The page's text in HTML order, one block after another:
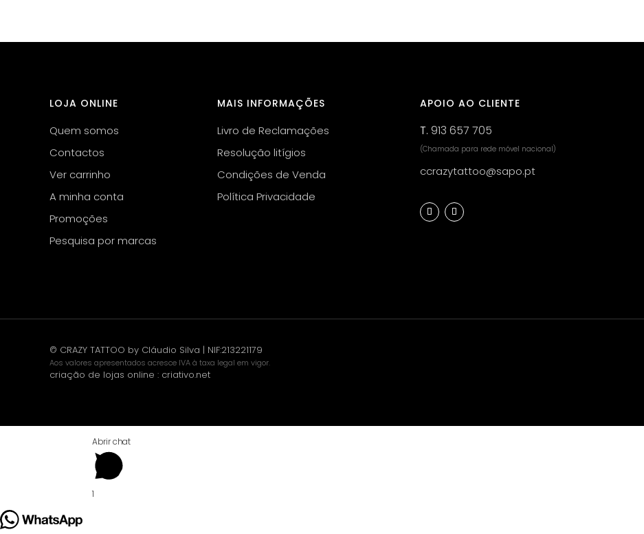
LOJA ONLINE
Quem somos
Contactos
Ver carrinho
A minha conta
Promoções
Pesquisa por marcas
MAIS INFORMAÇÕES
Livro de Reclamações
Resolução litígios
Condições de Venda
Política Privacidade
APOIO AO CLIENTE
T. 913 657 705
(Chamada para rede móvel nacional)
ccrazytattoo@sapo.pt
© CRAZY TATTOO by Cláudio Silva | NIF:213221179
Aos valores apresentados acresce IVA à taxa legal em vigor.
criação de lojas online : criativo.net
Abrir chat
1